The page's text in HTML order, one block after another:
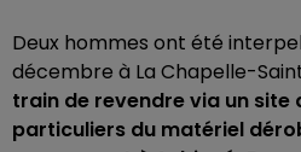
Deux hommes ont été
décembre à La Chapelle-
train de revendre via un site
particuliers du matériel